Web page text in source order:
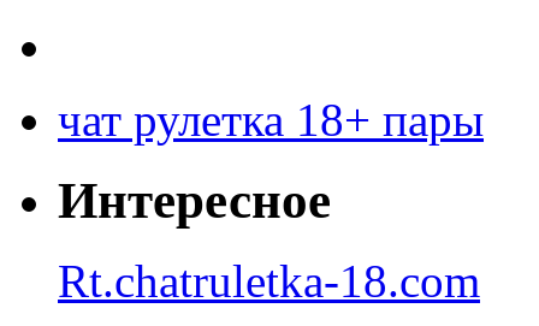
чат рулетка 18+ пары
Интересное
Rt.chatruletka-18.com